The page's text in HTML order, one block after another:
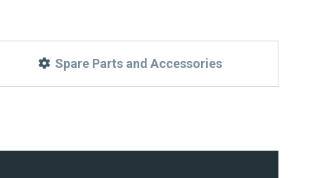
Spare Parts and Accessories